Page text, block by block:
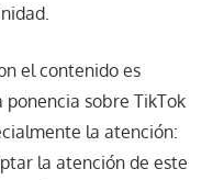
el contenido es
sobre TikTok
la atención:
la atención de este